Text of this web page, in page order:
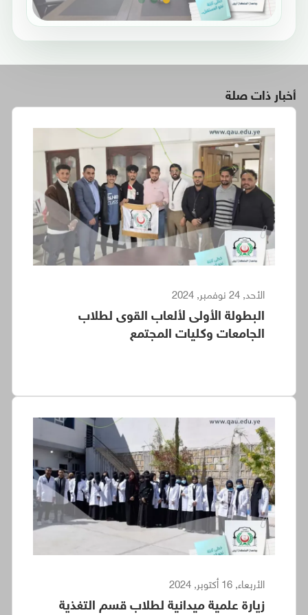
أخبار ذات صلة
الأحد, 24 نوفمبر, 2024
البطولة الأولى لألعاب القوى لطلاب
الجامعات وكليات المجتمع
الأربعاء, 16 أكتوبر, 2024
زيارة علمية ميدانية لطلاب قسم التغذية